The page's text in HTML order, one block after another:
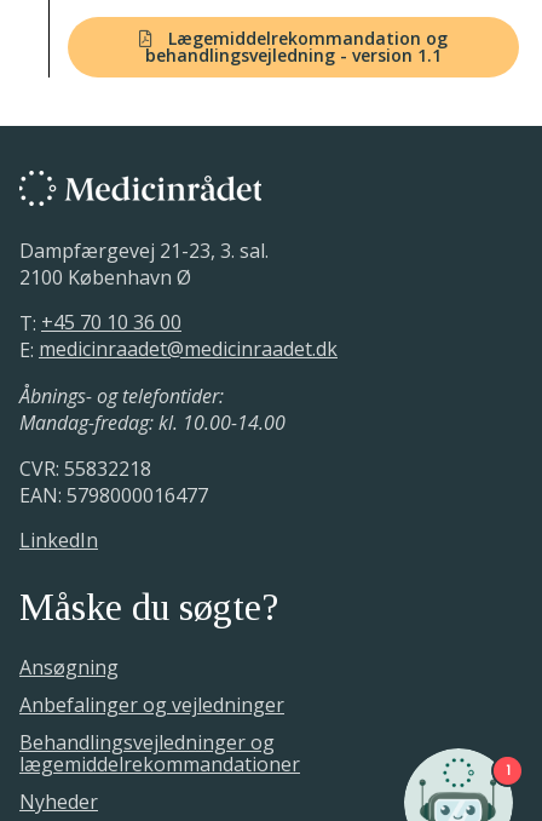
Lægemiddelrekommandation og
behandlingsvejledning - version 1.1
Dampfærgevej 21-23, 3. sal.
2100 København Ø
T: +45 70 10 36 00
E: medicinraadet@medicinraadet.dk
Åbnings- og telefontider:
Mandag-fredag: kl. 10.00-14.00
CVR: 55832218
EAN: 5798000016477
LinkedIn
Måske du søgte?
Ansøgning
Anbefalinger og vejledninger
Behandlingsvejledninger og
lægemiddelrekommandationer
Nyheder
1